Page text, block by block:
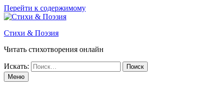
Перейти к содержимому
Стихи & Поэзия
Читать стихотворения онлайн
Искать:
Меню